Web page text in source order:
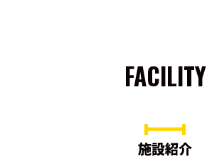
FACILITY
施設紹介